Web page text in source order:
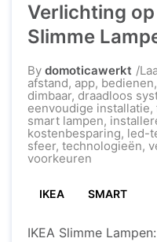
Verlichting
Slimme
By domoticawerkt
afstand, app, bedienen,
dimbaar, draadloos
eenvoudige installatie,
smart lampen,
kostenbesparing, led-
sfeer, technologieën,
voorkeuren
IKEA SMART
IKEA Slimme